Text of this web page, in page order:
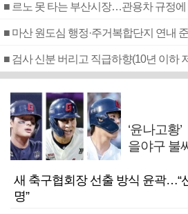
■ 르노 못 타는 부산시장…관용차 규정에
■ 마산 원도심 행정·주거복합단지 연내
‘윤나고
을야구 불
새 축구협회장 선출 방식 윤곽…“
명”